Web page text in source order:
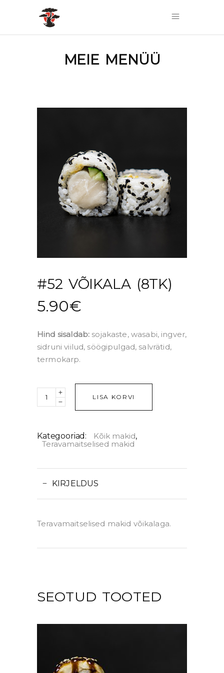
MEIE MENÜÜ
#52 VÕIKALA (8TK)
5.90€
Hind sisaldab: sojakaste, wasabi, ingver,
sidruni viilud, söögipulgad, salvrätid,
termokarp.
Quantity LISA KORVI
Kategooriad: Kõik makid,
Teravamaitselised makid
KIRJELDUS
Teravamaitselised makid võikalaga.
SEOTUD TOOTED